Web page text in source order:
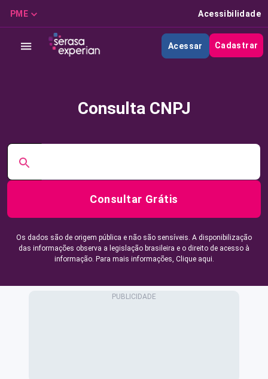
PME Acessibilidade
Acessar Cadastrar
Consulta CNPJ
Consultar Grátis
Os dados são de origem pública e não são sensíveis. A disponibilização
das informações observa a legislação brasileira e o direito de acesso à
informação. Para mais informações, Clique aqui.